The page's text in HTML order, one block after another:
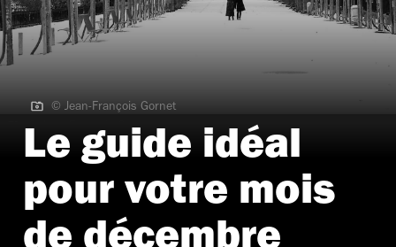
© Jean-François Gornet
© Jean-François Gornet
Le guide idéal
pour votre mois